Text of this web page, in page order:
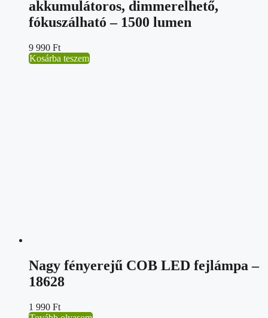
akkumulátoros, dimmerelhető,
fókuszálható – 1500 lumen
9 990 Ft
Kosárba teszem
Nagy fényerejű COB LED fejlámpa –
18628
1 990 Ft